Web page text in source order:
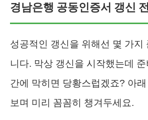
경남은행 공동인증서 갱신
성공적인 갱신을 위해선 몇 가지
니다. 막상 갱신을 시작했는데
간에 막히면 당황스럽겠죠? 아
보며 미리 꼼꼼히 챙겨두세요.